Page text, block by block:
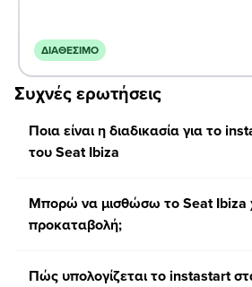
ΔΙΑΘΈΣΙΜΟ
Συχνές ερωτήσεις
Ποια είναι η διαδικασία για το
του Seat Ibiza
Μπορώ να μισθώσω το Seat Ibiza
προκαταβολή;
Πώς υπολογίζεται το instastart